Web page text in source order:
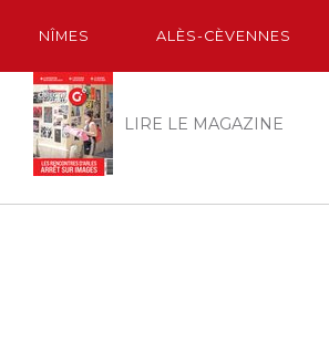
NÎMES ALÈS-CÈVENNES
LIRE LE MAGAZINE